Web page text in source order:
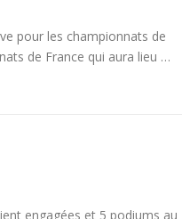
pour les championnats de
de France qui aura lieu …
engagées et 5 podiums au